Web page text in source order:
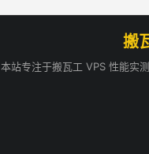
搬
本站专注于搬瓦工 VPS 性能实